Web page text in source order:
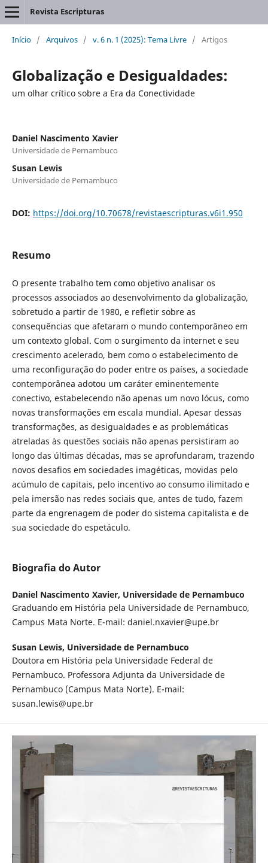
Revista Escripturas
Início / Arquivos / v. 6 n. 1 (2025): Tema Livre / Artigos
Globalização e Desigualdades:
um olhar crítico sobre a Era da Conectividade
Daniel Nascimento Xavier
Universidade de Pernambuco
Susan Lewis
Universidade de Pernambuco
DOI: https://doi.org/10.70678/revistaescripturas.v6i1.950
Resumo
O presente trabalho tem como objetivo analisar os
processos associados ao desenvolvimento da globalização,
sobretudo a partir de 1980, e refletir sobre as
consequências que afetaram o mundo contemporâneo em
um contexto global. Com o surgimento da internet e seu
crescimento acelerado, bem como o estabelecimento de
uma reconfiguração do poder entre os países, a sociedade
contemporânea adotou um caráter eminentemente
conectivo, estabelecendo não apenas um novo lócus, como
novas transformações em escala mundial. Apesar dessas
transformações, as desigualdades e as problemáticas
atreladas às questões sociais não apenas persistiram ao
longo das últimas décadas, mas se aprofundaram, trazendo
novos desafios em sociedades imagéticas, movidas pelo
acúmulo de capitais, pelo incentivo ao consumo ilimitado e
pela imersão nas redes sociais que, antes de tudo, fazem
parte da engrenagem de poder do sistema capitalista e de
sua sociedade do espetáculo.
Biografia do Autor
Daniel Nascimento Xavier, Universidade de Pernambuco
Graduando em História pela Universidade de Pernambuco,
Campus Mata Norte. E-mail: daniel.nxavier@upe.br
Susan Lewis, Universidade de Pernambuco
Doutora em História pela Universidade Federal de
Pernambuco. Professora Adjunta da Universidade de
Pernambuco (Campus Mata Norte). E-mail:
susan.lewis@upe.br